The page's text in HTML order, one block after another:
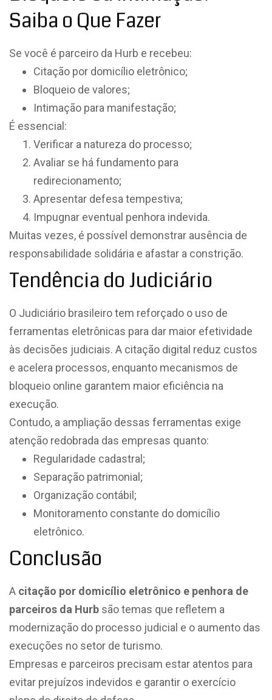
Saiba o Que Fazer
Se você é parceiro da Hurb e recebeu:
Citação por domicílio eletrônico;
Bloqueio de valores;
Intimação para manifestação;
É essencial:
Verificar a natureza do processo;
Avaliar se há fundamento para
redirecionamento;
Apresentar defesa tempestiva;
Impugnar eventual penhora indevida.
Muitas vezes, é possível demonstrar ausência de
responsabilidade solidária e afastar a constrição.
Tendência do Judiciário
O Judiciário brasileiro tem reforçado o uso de
ferramentas eletrônicas para dar maior efetividade
às decisões judiciais. A citação digital reduz custos
e acelera processos, enquanto mecanismos de
bloqueio online garantem maior eficiência na
execução.
Contudo, a ampliação dessas ferramentas exige
atenção redobrada das empresas quanto:
Regularidade cadastral;
Separação patrimonial;
Organização contábil;
Monitoramento constante do domicílio
eletrônico.
Conclusão
A citação por domicílio eletrônico e penhora de
parceiros da Hurb são temas que refletem a
modernização do processo judicial e o aumento das
execuções no setor de turismo.
Empresas e parceiros precisam estar atentos para
evitar prejuízos indevidos e garantir o exercício